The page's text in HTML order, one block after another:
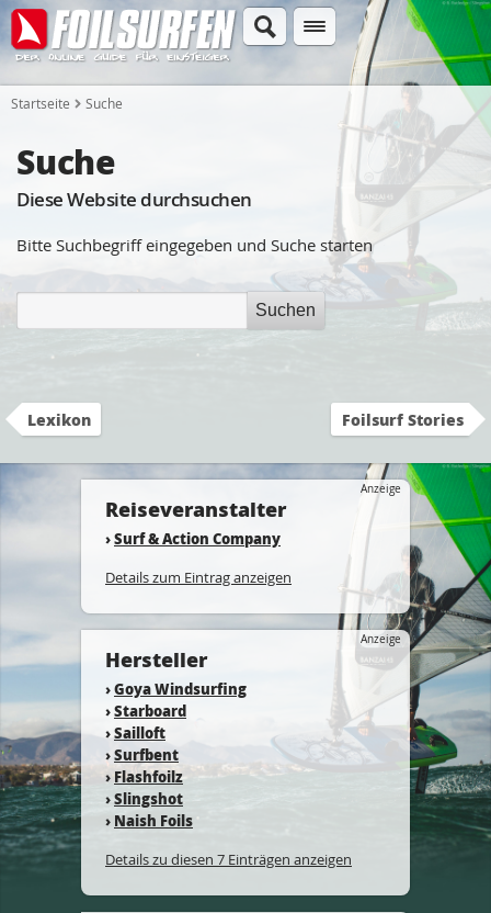
Startseite Suche
Suche
Diese Website durchsuchen
Bitte Suchbegriff eingegeben und Suche starten
Suchen
Lexikon Foilsurf Stories
Anzeige
Reiseveranstalter
›Surf & Action Company
Details zum Eintrag anzeigen
Anzeige
Hersteller
›Goya Windsurfing
›Starboard
›Sailloft
›Surfbent
› Flashfoilz
›Slingshot
› Naish Foils
Details zu diesen 7 Einträgen anzeigen